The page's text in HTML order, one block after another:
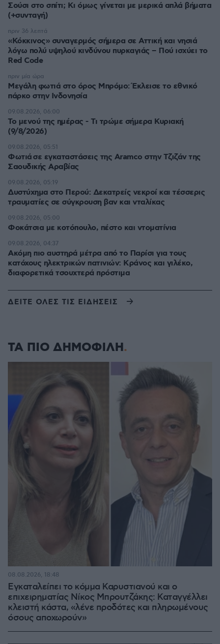
Σούσι στο σπίτι; Κι όμως γίνεται με μερικά απλά βήματα
(+συνταγή)
«Κόκκινος» συναγερμός σήμερα σε Αττική και νησιά
λόγω πολύ υψηλού κινδύνου πυρκαγιάς – Πού ισχύει το
Red Code
πριν 36 λεπτά
Μεγάλη φωτιά στο όρος Μπρόμο: Έκλεισε το εθνικό
πάρκο στην Ινδονησία
πριν μία ώρα
Το μενού της ημέρας - Τι τρώμε σήμερα Κυριακή
(9/8/2026)
09.08.2026, 06:00
Φωτιά σε εγκαταστάσεις της Aramco στην Τζιζάν της
Σαουδικής Αραβίας
09.08.2026, 05:51
Δυστύχημα στο Περού: Δεκατρείς νεκροί και τέσσερις
τραυματίες σε σύγκρουση βαν και νταλίκας
09.08.2026, 05:19
Φοκάτσια με κοτόπουλο, πέστο και ντοματίνια
09.08.2026, 05:00
Ακόμη πιο αυστηρά μέτρα από το Παρίσι για τους
κατόχους ηλεκτρικών πατινιών: Κράνος και γιλέκο,
διαφορετικά τσουχτερά πρόστιμα
09.08.2026, 04:37
ΔΕΙΤΕ ΟΛΕΣ ΤΙΣ ΕΙΔΗΣΕΙΣ
ΤΑ ΠΙΟ ΔΗΜΟΦΙΛΗ
Εγκαταλείπει το κόμμα Καρυστιανού και ο
επιχειρηματίας Νίκος Μπρουτζάκης: Καταγγέλλει
κλειστή κάστα, «λένε προδότες και πληρωμένους
όσους αποχωρούν»
08.08.2026, 18:48